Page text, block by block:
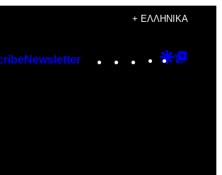
+ ΕΛΛΗΝΙΚΆ
Newsletter Instagram
TikTok
YouTube
Google